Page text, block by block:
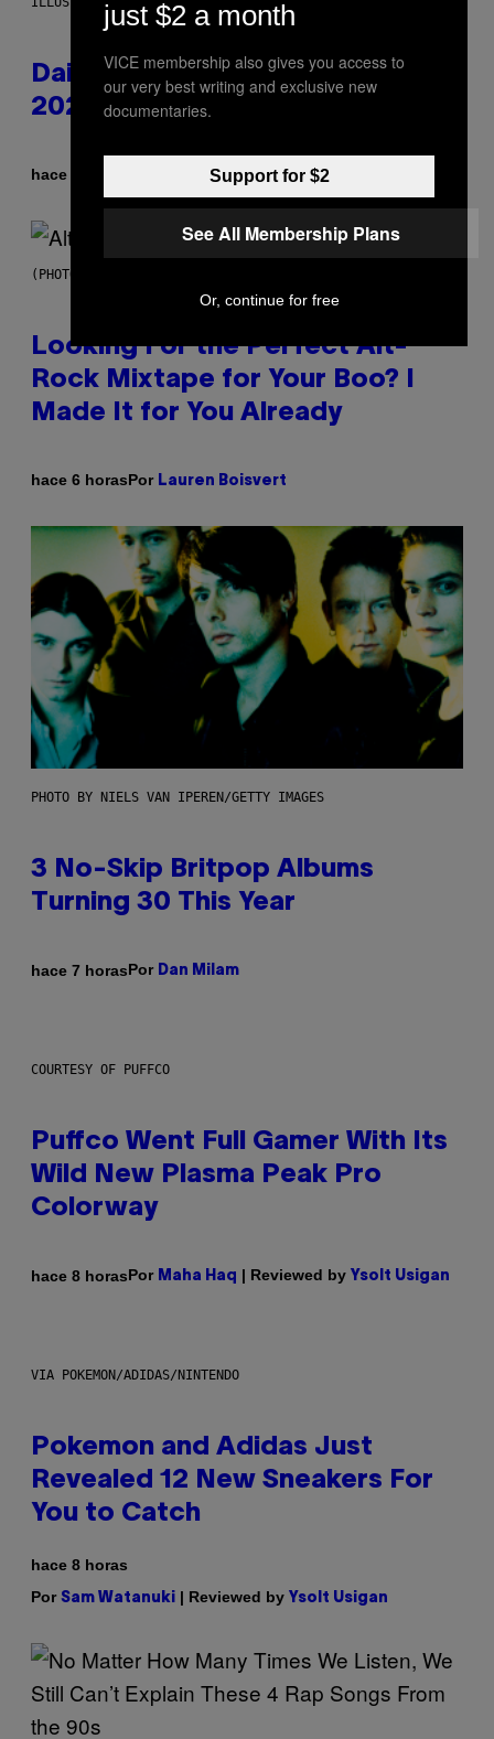
Daily Horoscope: August 6,
2026
hace 31 minutos Ashley Fike
(PHOTO BY MICK HUTSON/REDFERNS)
Looking For the Perfect Alt-
Rock Mixtape for Your Boo? I
Made It for You Already
hace 6 horasPor Lauren Boisvert
PHOTO BY NIELS VAN IPEREN/GETTY IMAGES
3 No-Skip Britpop Albums
Turning 30 This Year
hace 7 horasPor Dan Milam
COURTESY OF PUFFCO
Puffco Went Full Gamer With Its
Wild New Plasma Peak Pro
Colorway
hace 8 horasPor Maha Haq | Reviewed by Ysolt Usigan
VIA POKEMON/ADIDAS/NINTENDO
Pokemon and Adidas Just
Revealed 12 New Sneakers For
You to Catch
hace 8 horas
Por Sam Watanuki | Reviewed by Ysolt Usigan
just $2 a month
VICE membership also gives you access to
our very best writing and exclusive new
documentaries.
Support for $2
See All Membership Plans
Or, continue for free